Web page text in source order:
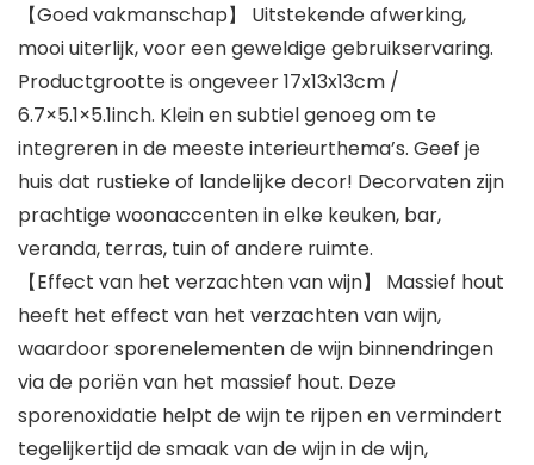
【Goed vakmanschap】 Uitstekende afwerking,
mooi uiterlijk, voor een geweldige gebruikservaring.
Productgrootte is ongeveer 17x13x13cm /
6.7×5.1×5.1inch. Klein en subtiel genoeg om te
integreren in de meeste interieurthema’s. Geef je
huis dat rustieke of landelijke decor! Decorvaten zijn
prachtige woonaccenten in elke keuken, bar,
veranda, terras, tuin of andere ruimte.
【Effect van het verzachten van wijn】 Massief hout
heeft het effect van het verzachten van wijn,
waardoor sporenelementen de wijn binnendringen
via de poriën van het massief hout. Deze
sporenoxidatie helpt de wijn te rijpen en vermindert
tegelijkertijd de smaak van de wijn in de wijn,